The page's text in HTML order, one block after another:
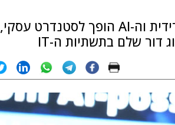
בעידן שבו איומי הסייבר מתעצמים, העבודה נעשית היברידית וה-AI הופך לסטנדרט עסקי,